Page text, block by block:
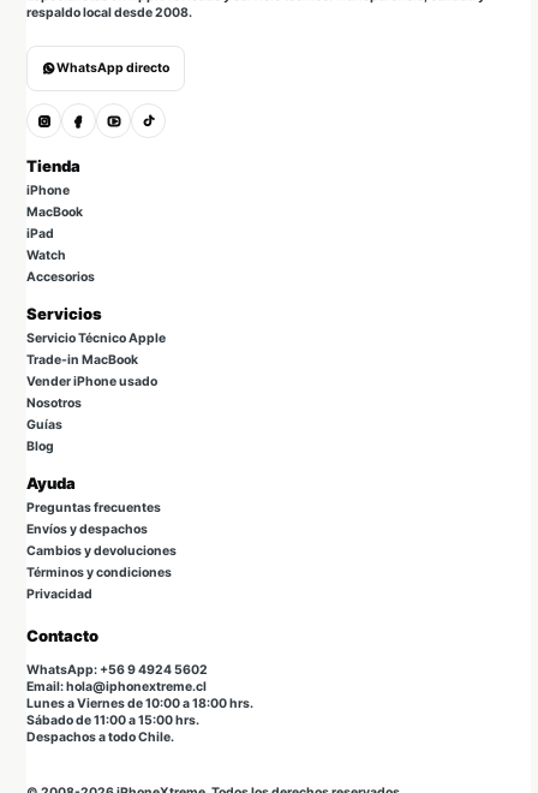
respaldo local desde 2008.
WhatsApp directo
Tienda
iPhone
MacBook
iPad
Watch
Accesorios
Servicios
Servicio Técnico Apple
Trade-in MacBook
Vender iPhone usado
Nosotros
Guías
Blog
Ayuda
Preguntas frecuentes
Envíos y despachos
Cambios y devoluciones
Términos y condiciones
Privacidad
Contacto
WhatsApp: +56 9 4924 5602
Email: hola@iphonextreme.cl
Lunes a Viernes de 10:00 a 18:00 hrs.
Sábado de 11:00 a 15:00 hrs.
Despachos a todo Chile.